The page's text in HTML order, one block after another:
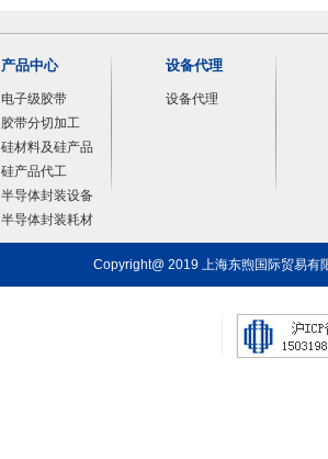
产品中心
电子级胶带
胶带分切加工
硅材料及硅产品
硅产品代工
半导体封装设备
半导体封装耗材
设备代理
设备代理
Copyright@ 2019 上海东煦国际贸易